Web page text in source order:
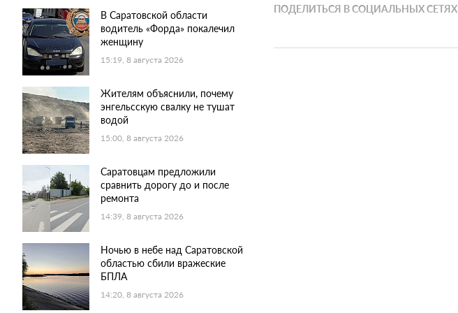
В Саратовской области
водитель «Форда» покалечил
женщину
15:19, 8 августа 2026
Жителям объяснили, почему
энгельсскую свалку не тушат
водой
15:00, 8 августа 2026
Саратовцам предложили
сравнить дорогу до и после
ремонта
14:39, 8 августа 2026
Ночью в небе над Саратовской
областью сбили вражеские
БПЛА
14:20, 8 августа 2026
ПОДЕЛИТЬСЯ В СОЦИАЛЬНЫХ СЕТЯХ